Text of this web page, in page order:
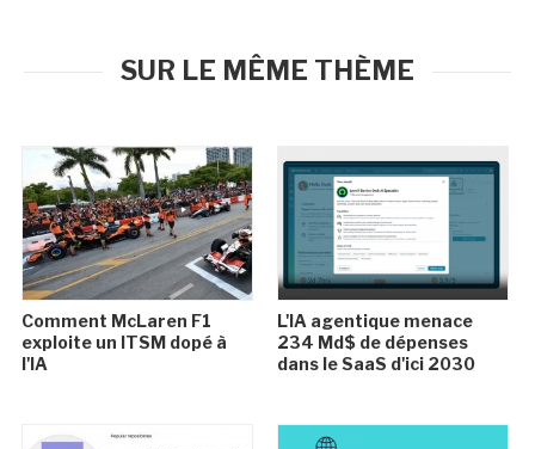
SUR LE MÊME THÈME
Comment McLaren F1
exploite un ITSM dopé à
l'IA
L'IA agentique menace
234 Md$ de dépenses
dans le SaaS d'ici 2030